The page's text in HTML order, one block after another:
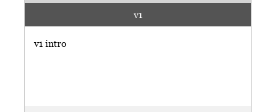
v1
v1 intro